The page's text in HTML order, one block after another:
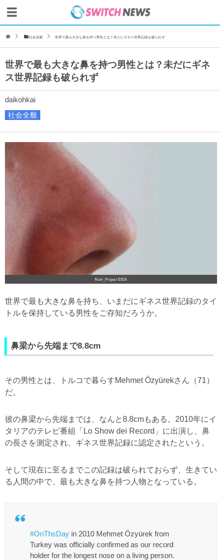
社会全般 世界で最も大きな鼻を持つ男性とは？未だにギネス世界記録も破られず
世界で最も大きな鼻を持つ男性とは？未だにギネ
ス世界記録も破られず
daikohkai
社会全般
flickr_Project IDEA
世界で最も大きな鼻を持ち、いまだにギネス世界記録のタイ
トルを保持している男性をご存知だろうか。
鼻梁から先端まで8.8cm
その男性とは、トルコで暮らすMehmet Özyürekさん（71）
だ。
彼の鼻梁から先端までは、なんと8.8cmもある。2010年にイ
タリアのテレビ番組「Lo Show dei Record」に出演し、鼻
の長さを測定され、ギネス世界記録に認定されたという。
そして現在に至るまでこの記録は破られておらず、生きてい
る人間の中で、最も大きな鼻を持つ人物となっている。
#OnThsDay in 2010 Mehmet Özyürek from
Turkey was officially confirmed as our record
holder for the longest nose on a living person.